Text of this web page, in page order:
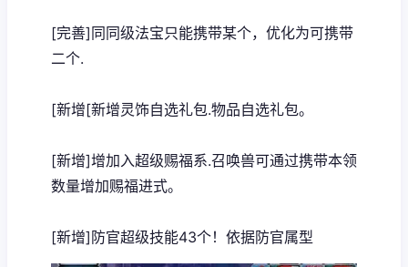
[完善]同同级法宝只能携带某个，优化为可携带
二个.
[新增[新增灵饰自选礼包.物品自选礼包。
[新增]增加入超级赐福系.召唤兽可通过携带本领
数量增加赐福进式。
[新增]防官超级技能43个！依据防官属型